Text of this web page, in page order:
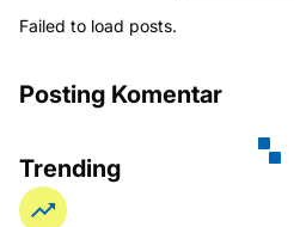
Failed to load posts.
Posting Komentar
Trending